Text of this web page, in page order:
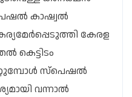
കാഷ്വൽ
കേരള
കെട്ടിടം
സ്പെഷൽ
വന്നാൽ